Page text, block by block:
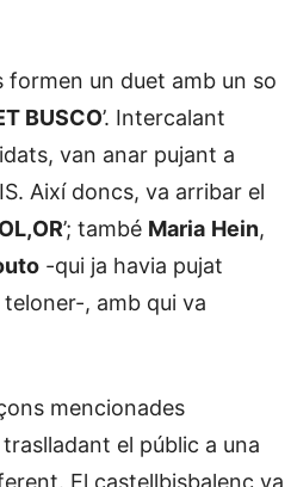
formen un duet amb un so
BUSCO’. Intercalant
van anar pujant a
Així doncs, va arribar el
’; també Maria Hein,
-qui ja havia pujat
, amb qui va
mencionades
el públic a una
El castellbisbalenc va